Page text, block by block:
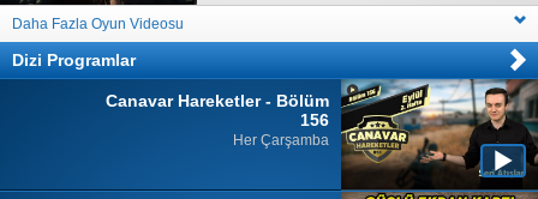
Daha Fazla Oyun Videosu
Dizi Programlar
Canavar Hareketler - Bölüm
156
Her Çarşamba